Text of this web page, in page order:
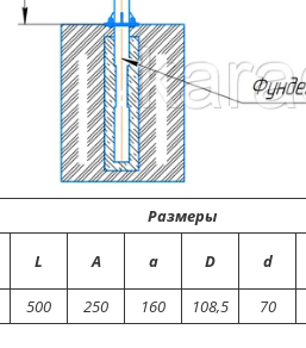
Размеры
L A a D d
500 250 160 108,5 70